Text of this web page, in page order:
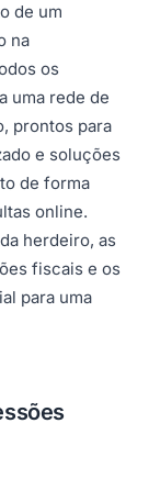
de um
na
os
uma rede de
prontos para
e soluções
de forma
online.
herdeiro, as
fiscais e os
para uma